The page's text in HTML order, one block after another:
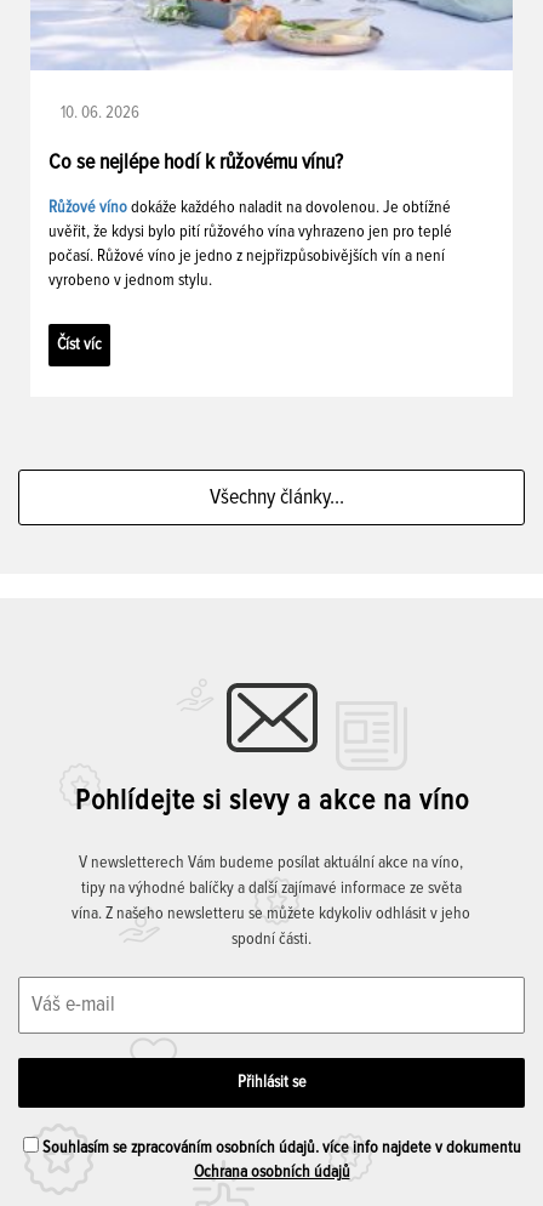
10. 06. 2026
Co se nejlépe hodí k růžovému vínu?
Růžové víno dokáže každého naladit na dovolenou. Je obtížné
uvěřit, že kdysi bylo pití růžového vína vyhrazeno jen pro teplé
počasí. Růžové víno je jedno z nejpřizpůsobivějších vín a není
vyrobeno v jednom stylu.
Číst víc
Všechny články...
Pohlídejte si slevy a akce na víno
V newsletterech Vám budeme posílat aktuální akce na víno,
tipy na výhodné balíčky a další zajímavé informace ze světa
vína. Z našeho newsletteru se můžete kdykoliv odhlásit v jeho
spodní části.
Souhlasím se zpracováním osobních údajů. více info najdete v dokumentu
Ochrana osobních údajů